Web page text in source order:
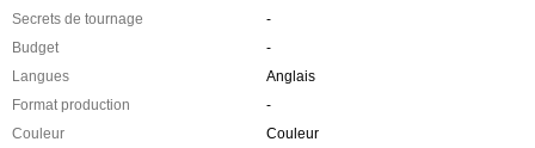
Secrets de tournage
-
Budget
-
Langues
Anglais
Format production
-
Couleur
Couleur